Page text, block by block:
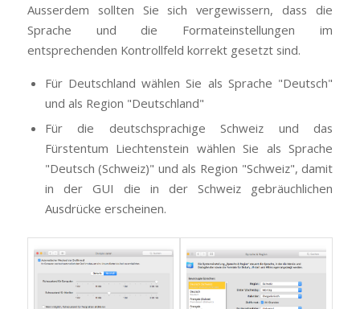
Ausserdem sollten Sie sich vergewissern, dass die
Sprache und die Formateinstellungen im
entsprechenden Kontrollfeld korrekt gesetzt sind.
Für Deutschland wählen Sie als Sprache "Deutsch"
und als Region "Deutschland"
Für die deutschsprachige Schweiz und das
Fürstentum Liechtenstein wählen Sie als Sprache
"Deutsch (Schweiz)" und als Region "Schweiz", damit
in der GUI die in der Schweiz gebräuchlichen
Ausdrücke erscheinen.